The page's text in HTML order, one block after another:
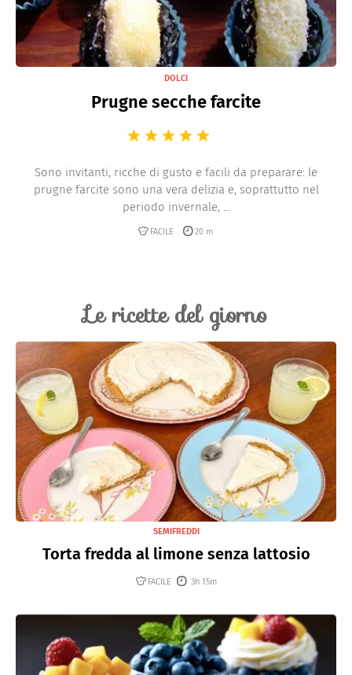
DOLCI
Prugne secche farcite
Sono invitanti, ricche di gusto e facili da preparare: le
prugne farcite sono una vera delizia e, soprattutto nel
periodo invernale, ...
FACILE 20 m
Le ricette del giorno
SEMIFREDDI
Torta fredda al limone senza lattosio
FACILE 3h 15m